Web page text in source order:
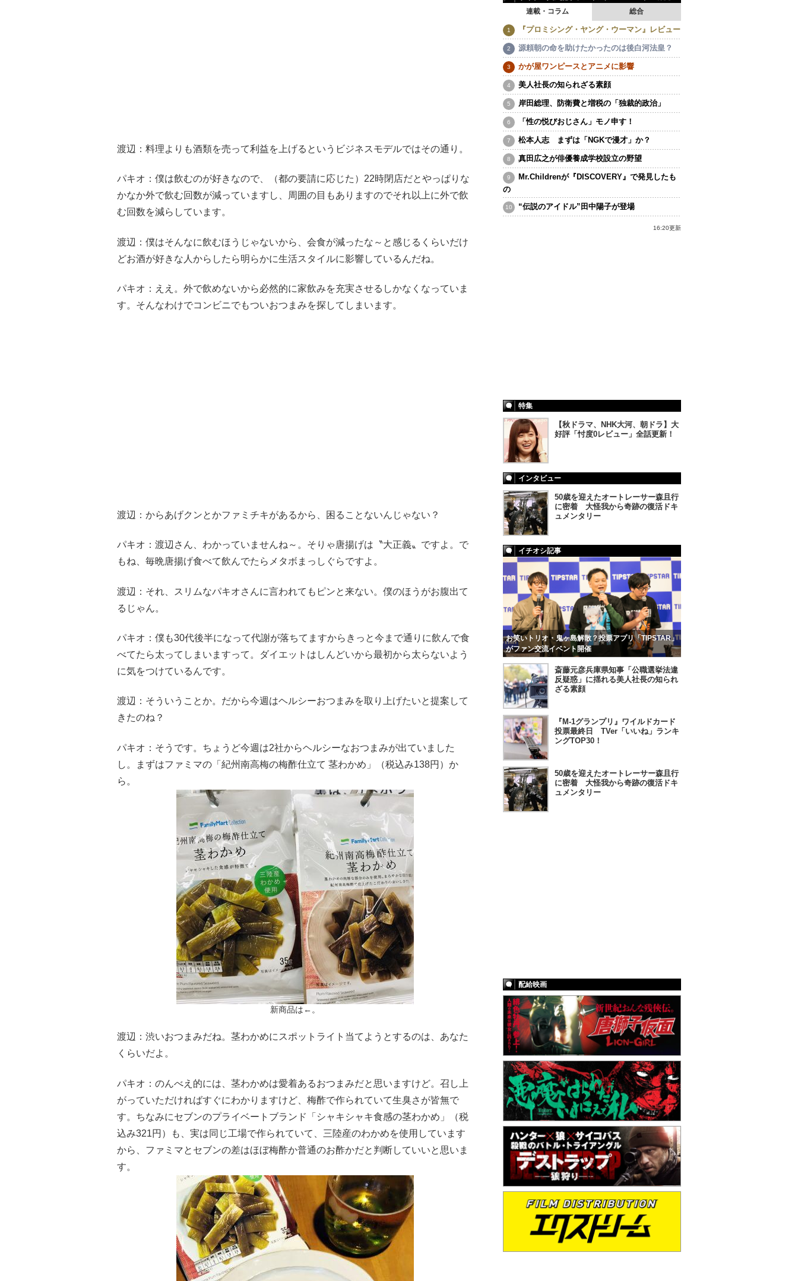
渡辺：料理よりも酒類を売って利益を上げるというビジネスモデルではその通り。
パキオ：僕は飲むのが好きなので、（都の要請に応じた）22時閉店だとやっぱりな
かなか外で飲む回数が減っていますし、周囲の目もありますのでそれ以上に外で飲
む回数を減らしています。
渡辺：僕はそんなに飲むほうじゃないから、会食が減ったな～と感じるくらいだけ
どお酒が好きな人からしたら明らかに生活スタイルに影響しているんだね。
パキオ：ええ。外で飲めないから必然的に家飲みを充実させるしかなくなっていま
す。そんなわけでコンビニでもついおつまみを探してしまいます。
渡辺：からあげクンとかファミチキがあるから、困ることないんじゃない？
パキオ：渡辺さん、わかっていませんね～。そりゃ唐揚げは〝大正義〟ですよ。で
もね、毎晩唐揚げ食べて飲んでたらメタボまっしぐらですよ。
渡辺：それ、スリムなパキオさんに言われてもピンと来ない。僕のほうがお腹出て
るじゃん。
パキオ：僕も30代後半になって代謝が落ちてますからきっと今まで通りに飲んで食
べてたら太ってしまいますって。ダイエットはしんどいから最初から太らないよう
に気をつけているんです。
渡辺：そういうことか。だから今週はヘルシーおつまみを取り上げたいと提案して
きたのね？
パキオ：そうです。ちょうど今週は2社からヘルシーなおつまみが出ていました
し。まずはファミマの「紀州南高梅の梅酢仕立て 茎わかめ」（税込み138円）か
ら。
新商品は←。
渡辺：渋いおつまみだね。茎わかめにスポットライト当てようとするのは、あなた
くらいだよ。
パキオ：のんべえ的には、茎わかめは愛着あるおつまみだと思いますけど。召し上
がっていただければすぐにわかりますけど、梅酢で作られていて生臭さが皆無で
す。ちなみにセブンのプライベートブランド「シャキシャキ食感の茎わかめ」（税
込み321円）も、実は同じ工場で作られていて、三陸産のわかめを使用しています
から、ファミマとセブンの差はほぼ梅酢か普通のお酢かだと判断していいと思いま
す。
連載・コラム 総合
『プロミシング・ヤング・ウーマン』レビュー
源頼朝の命を助けたかったのは後白河法皇？
かが屋ワンピースとアニメに影響
美人社長の知られざる素顔
岸田総理、防衛費と増税の「独裁的政治」
「性の悦びおじさん」モノ申す！
松本人志 まずは「NGKで漫才」か？
真田広之が俳優養成学校設立の野望
Mr.Childrenが『DISCOVERY』で発見したも
の
“伝説のアイドル”田中陽子が登場
16:20更新
特集
【秋ドラマ、NHK大河、朝ドラ】大
好評「忖度0レビュー」全話更新！
インタビュー
50歳を迎えたオートレーサー森且行
に密着 大怪我から奇跡の復活ドキ
ュメンタリー
イチオシ記事
お笑いトリオ・鬼ヶ島解散？投票アプリ「TIPSTAR」
がファン交流イベント開催
斎藤元彦兵庫県知事「公職選挙法違
反疑惑」に揺れる美人社長の知られ
ざる素顔
『M-1グランプリ』ワイルドカード
投票最終日 TVer「いいね」ランキ
ングTOP30！
50歳を迎えたオートレーサー森且行
に密着 大怪我から奇跡の復活ドキ
ュメンタリー
配給映画